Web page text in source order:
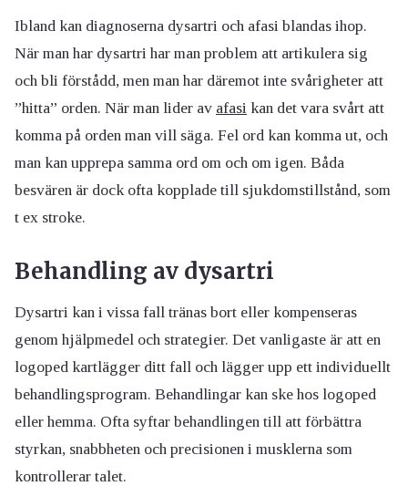
Ibland kan diagnoserna dysartri och afasi blandas ihop.
När man har dysartri har man problem att artikulera sig
och bli förstådd, men man har däremot inte svårigheter att
”hitta” orden. När man lider av afasi kan det vara svårt att
komma på orden man vill säga. Fel ord kan komma ut, och
man kan upprepa samma ord om och om igen. Båda
besvären är dock ofta kopplade till sjukdomstillstånd, som
t ex stroke.
Behandling av dysartri
Dysartri kan i vissa fall tränas bort eller kompenseras
genom hjälpmedel och strategier. Det vanligaste är att en
logoped kartlägger ditt fall och lägger upp ett individuellt
behandlingsprogram. Behandlingar kan ske hos logoped
eller hemma. Ofta syftar behandlingen till att förbättra
styrkan, snabbheten och precisionen i musklerna som
kontrollerar talet.